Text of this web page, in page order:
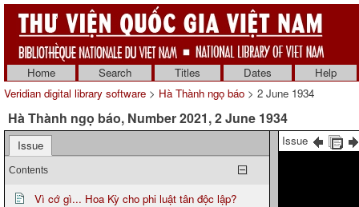
Home Search Titles Dates
Help
Veridian digital library software > Hà Thành ngọ báo > 2 June 1934
Hà Thành ngọ báo, Number 2021, 2 June 1934
Issue
Contents
Vì cớ gì... Hoa Kỳ cho phi luật tân độc lập?
Issue